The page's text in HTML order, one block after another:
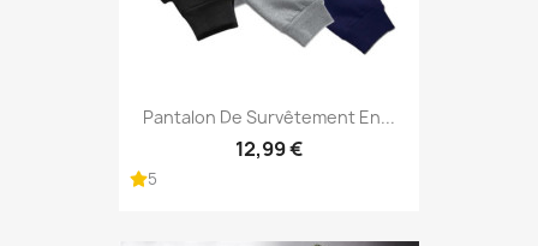
Pantalon De Survêtement En...
12,99 €
5